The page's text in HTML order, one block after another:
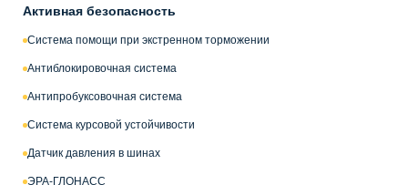
Активная безопасность
Система помощи при экстренном торможении
Антиблокировочная система
Антипробуксовочная система
Система курсовой устойчивости
Датчик давления в шинах
ЭРА-ГЛОНАСС